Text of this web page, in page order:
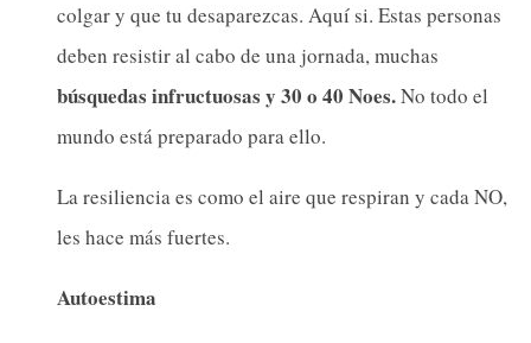
colgar y que tu desaparezcas. Aquí si. Estas personas
deben resistir al cabo de una jornada, muchas
búsquedas infructuosas y 30 o 40 Noes.No todo el
mundo está preparado para ello.
La resiliencia es como el aire que respiran y cada NO,
les hace más fuertes.
Autoestima